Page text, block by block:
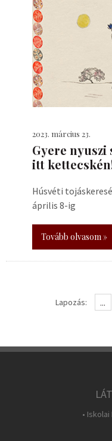
2023. március 23.
Gyere
itt
Húsvéti
április 8-ig
Tovább olvasom »
Lapozás: ...
•